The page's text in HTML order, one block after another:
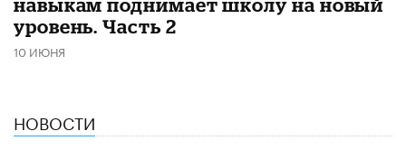
уровень. Часть 2
10 ИЮНЯ
НОВОСТИ